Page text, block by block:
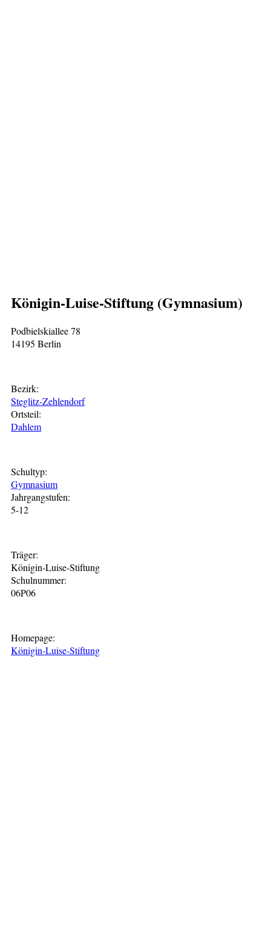
Königin-Luise-Stiftung (Gymnasium)
Podbielskiallee 78
14195 Berlin
Bezirk:
Steglitz-Zehlendorf
Ortsteil:
Dahlem
Schultyp:
Gymnasium
Jahrgangstufen:
5-12
Träger:
Königin-Luise-Stiftung
Schulnummer:
06P06
Homepage:
Königin-Luise-Stiftung